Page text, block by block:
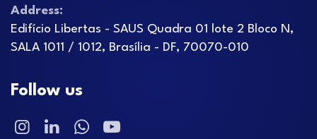
Address:
Edifício Libertas - SAUS Quadra 01 lote 2 Bloco N,
SALA 1011 / 1012, Brasília - DF, 70070-010
Follow us